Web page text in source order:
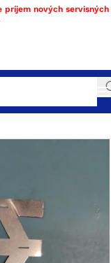
príjem nových servisných
článkov 21700